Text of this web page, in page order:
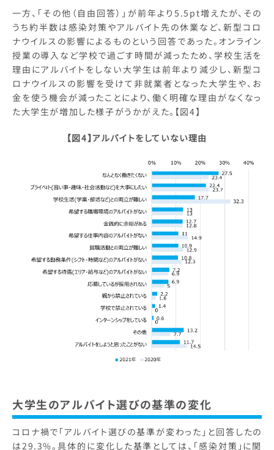
一方、「その他（自由回答）」が前年より5.5pt増えたが、その
うち約半数は感染対策やアルバイト先の休業など、新型コロ
ナウイルスの影響によるものという回答であった。オンライン
授業の導入など学校で過ごす時間が減ったため、学校生活を
理由にアルバイトをしない大学生は前年より減少し、新型コ
ロナウイルスの影響を受けて非就業者となった大学生や、お
金を使う機会が減ったことにより、働く明確な理由がなくなっ
た大学生が増加した様子がうかがえた。【図4】
【図4】アルバイトをしていない理由
大学生のアルバイト選びの基準の変化
コロナ禍で「アルバイト選びの基準が変わった」と回答したの
は29.3%。具体的に変化した基準としては、「感染対策」に関